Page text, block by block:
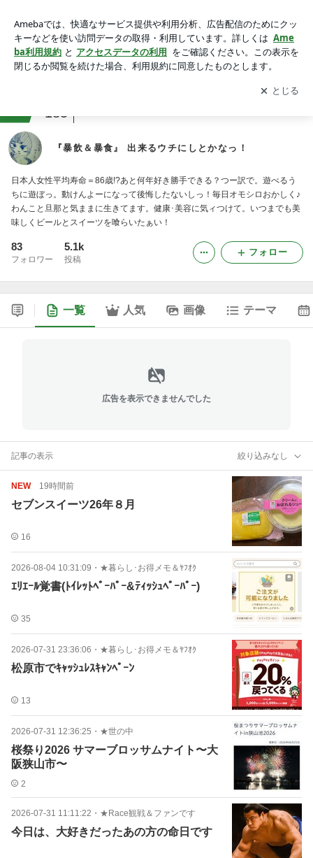
アプリをダウンロードして ブログの更新通知
を受け取りまし
ょう。
開く
185
『暴飲＆暴食』 出来るウチにしとかなっ！
日本人女性平均寿命＝86歳!?あと何年好き勝手できる？つー訳で。遊べるう
ちに遊ぼっ。動けんよーになって後悔したないしっ！毎日オモシロおかしく♪
わんこと旦那と気ままに生きてます。健康･美容に気ィつけて。いつまでも美
味しくビールとスイーツを喰らいたぁい！
83
フォロワー
5.1k
投稿
フォロー
一覧 人気 画像 テーマ
広告を表示できませんでした
記事の表示 絞り込みなし
NEW 19時間前
セブンスイーツ26年８月
16
2026-08-04 10:31:09 ・ ★暮らし･お得メモ＆ﾔﾌｵｸ
ｴﾘｴｰﾙ覚書(ﾄｲﾚｯﾄﾍﾟｰﾊﾟｰ&ﾃｨｯｼｭﾍﾟｰﾊﾟｰ)
35
2026-07-31 23:36:06 ・ ★暮らし･お得メモ＆ﾔﾌｵｸ
松原市でｷｬｯｼｭﾚｽｷｬﾝﾍﾟｰﾝ
13
2026-07-31 12:36:25 ・ ★世の中
桜祭り2026 サマーブロッサムナイト〜大
阪狭山市〜
2
2026-07-31 11:11:22 ・ ★Race観戦＆ファンです
今日は、大好きだったあの方の命日です